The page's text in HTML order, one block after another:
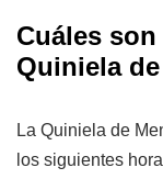
Cuáles
Quiniela
La Quiniela de
los siguientes